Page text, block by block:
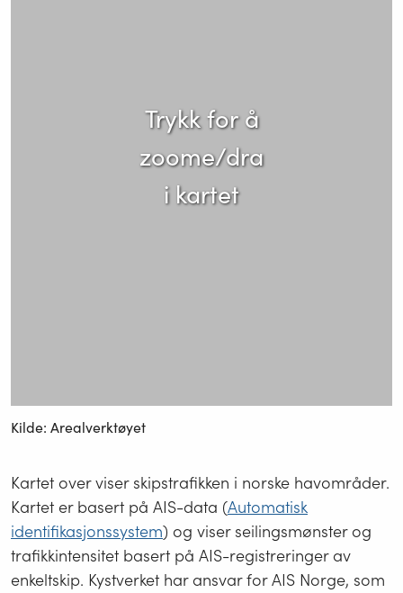
Trykk for å
zoome/dra
i kartet
Kilde: Arealverktøyet
Kartet over viser skipstrafikken i norske havområder.
Kartet er basert på AIS-data (Automatisk
identifikasjonssystem) og viser seilingsmønster og
trafikkintensitet basert på AIS-registreringer av
enkeltskip. Kystverket har ansvar for AIS Norge, som